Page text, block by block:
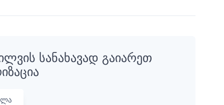
სანახავად გაიარეთ